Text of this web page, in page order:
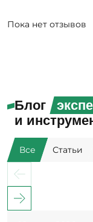
Пока нет отзывов
Блог
и
Все Статьи